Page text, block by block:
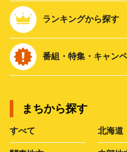
ランキングから探す
番組・特集・キャン
まちから探す
すべて 北海道